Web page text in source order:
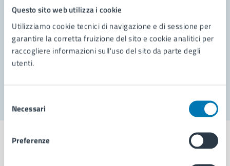
Questo sito web utilizza i cookie
Utilizziamo cookie tecnici di navigazione e di sessione per
garantire la corretta fruizione del sito e cookie analitici per
raccogliere informazioni sull'uso del sito da parte degli
utenti.
delNecessari
Preferenze
Richiedi assistenza
Prenota appuntamento
Problemi in città